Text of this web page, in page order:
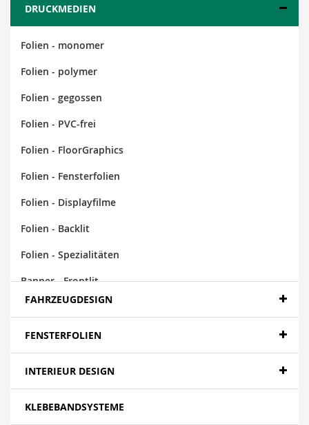
DRUCKMEDIEN
Folien - monomer
Folien - polymer
Folien - gegossen
Folien - PVC-frei
Folien - FloorGraphics
Folien - Fensterfolien
Folien - Displayfilme
Folien - Backlit
Folien - Spezialitäten
Banner - Frontlit
Banner - Backlit
Banner - Blockout
Papier
Canvas
FAHRZEUGDESIGN
FENSTERFOLIEN
INTERIEUR DESIGN
KLEBEBANDSYSTEME